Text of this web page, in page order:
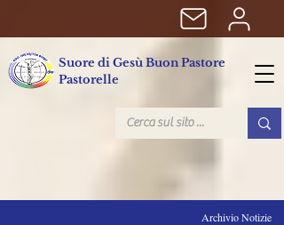
Suore di Gesù Buon Pastore
Pastorelle
Archivio Notizie